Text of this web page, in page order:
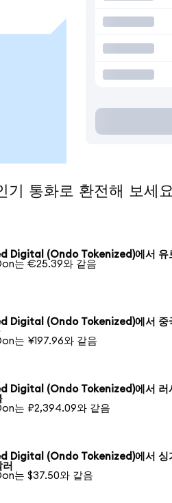
통화로 환전해 보세
Digital (Ondo Tokenized)에서 유
는 €25.39와 같음
Digital (Ondo Tokenized)에서 중
는 ¥197.96와 같음
Digital (Ondo Tokenized)에서 러
는 ₽2,394.09와 같음
Digital (Ondo Tokenized)에서 싱
는 $37.50와 같음